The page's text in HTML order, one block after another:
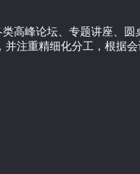
高峰论坛、专题讲座、
注重精细化分工，根据